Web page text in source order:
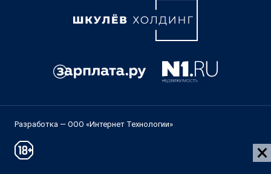
Разработка — ООО «Интернет Технологии»